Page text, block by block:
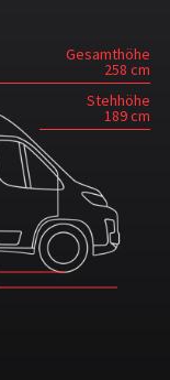
Gesamthöhe
258 cm
Stehhöhe
189 cm